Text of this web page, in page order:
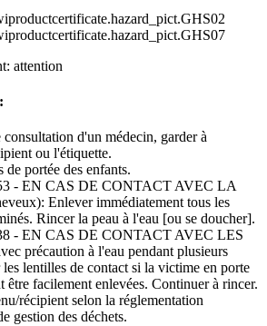
attention
consultation d'un médecin, garder à
ou l'étiquette.
portée des enfants.
- EN CAS DE CONTACT AVEC LA
Enlever immédiatement tous les
Rincer la peau à l'eau [ou se doucher].
- EN CAS DE CONTACT AVEC LES
précaution à l'eau pendant plusieurs
lentilles de contact si la victime en porte
être facilement enlevées. Continuer à rincer.
récipient selon la réglementation
gestion des déchets.